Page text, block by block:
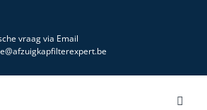
vraag via Email